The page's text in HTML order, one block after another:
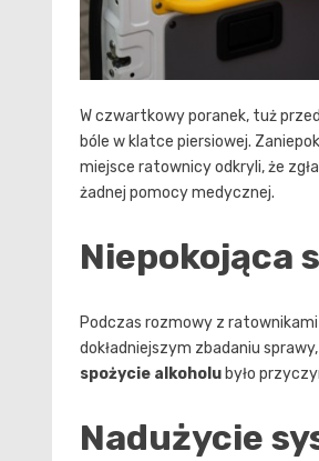
W czwartkowy poranek, tuż
bóle w klatce piersiowej.
miejsce ratownicy odkryli, że
żadnej pomocy medycznej.
Niepokojąca
Podczas rozmowy z
dokładniejszym zbadaniu
spożycie alkoholu było
Nadużycie